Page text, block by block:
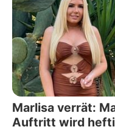
Marlisa verrät:
Auftritt wird